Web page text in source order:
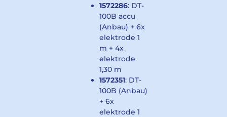
1572286: DT-
100B accu
(Anbau) + 6x
elektrode 1
m + 4x
elektrode
1,30 m
1572351: DT-
100B (Anbau)
+ 6x
elektrode 1